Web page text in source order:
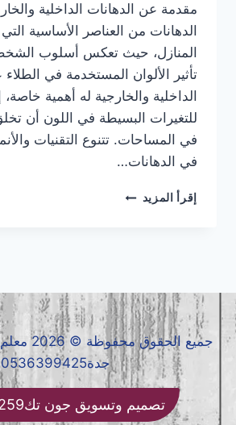
مقدمة عن الدهانات الداخلية
الدهانات من العناصر الأساسية
المنازل، حيث تعكس أسلوب
تأثير الألوان المستخدمة في
الداخلية والخارجية له أهمية
للتغيرات البسيطة في اللون أن
في المساحات. تتنوع التقنيات
في الدهانات…
إقرأ المزيد أحدث
جميع
جدة0536399425
تصميم وتسويق جون تك735370259